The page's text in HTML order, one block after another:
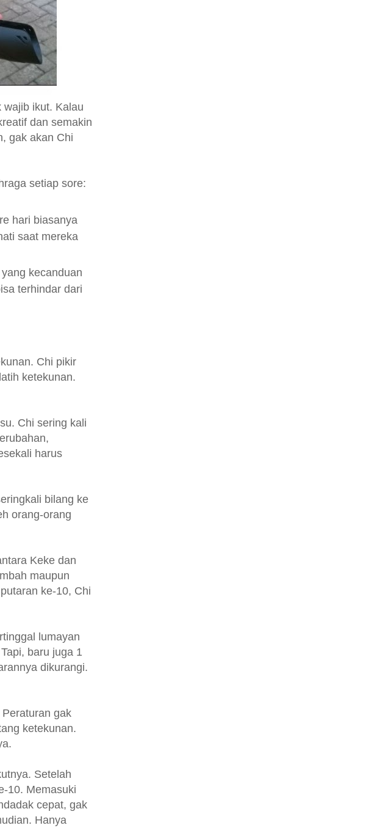
wajib ikut. Kalau
dan semakin
gak akan Chi
setiap sore:
hari biasanya
saat mereka
kecanduan
terhindar dari
Chi pikir
ketekunan.
Chi sering kali
harus
bilang ke
orang-orang
Keke dan
maupun
ke-10, Chi
lumayan
baru juga 1
dikurangi.
gak
ketekunan.
Setelah
10. Memasuki
cepat, gak
Hanya